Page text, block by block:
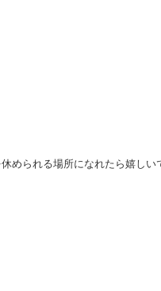
められる場所になれたら嬉しい